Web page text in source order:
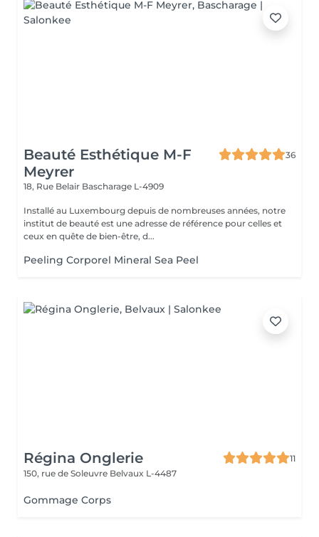
Beauté Esthétique M-F
Meyrer
36
18, Rue Belair Bascharage L-4909
Installé au Luxembourg depuis de nombreuses années, notre
institut de beauté est une adresse de référence pour celles et
ceux en quête de bien-être, d...
Peeling Corporel Mineral Sea Peel
Régina Onglerie
11
150, rue de Soleuvre Belvaux L-4487
Gommage Corps